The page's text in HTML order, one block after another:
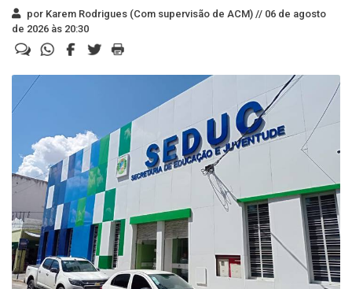
por Karem Rodrigues (Com supervisão de ACM) // 06 de agosto
de 2026 às 20:30